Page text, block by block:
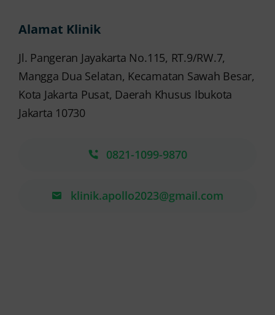
Alamat Klinik
Jl. Pangeran Jayakarta No.115, RT.9/RW.7,
Mangga Dua Selatan, Kecamatan Sawah Besar,
Kota Jakarta Pusat, Daerah Khusus Ibukota
Jakarta 10730
0821-1099-9870
klinik.apollo2023@gmail.com